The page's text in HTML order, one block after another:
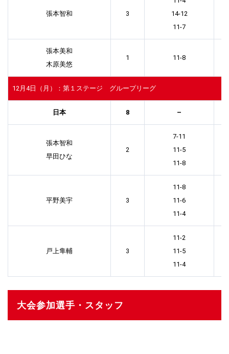
張本智和 3
14-12
11-7
張本美和
木原美悠
1 11-8
12月4日（月）：第１ステージ グループリーグ
日本 8 –
張本智和
早田ひな
2
7-11
11-5
11-8
平野美宇 3
11-8
11-6
11-4
戸上隼輔 3
11-2
11-5
11-4
大会参加選手・スタッフ